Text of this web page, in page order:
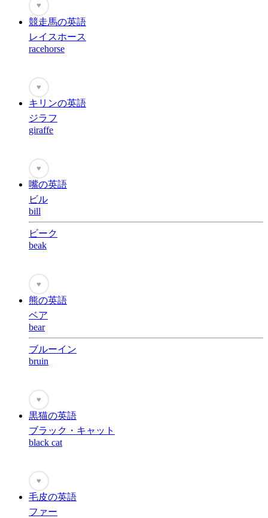
♥
競走馬の英語
レイスホース
racehorse
♥
キリンの英語
ジラフ
giraffe
♥
嘴の英語
ビル
bill
ビーク
beak
♥
熊の英語
ベア
bear
ブルーイン
bruin
♥
黒猫の英語
ブラック・キャット
black cat
♥
毛皮の英語
ファー